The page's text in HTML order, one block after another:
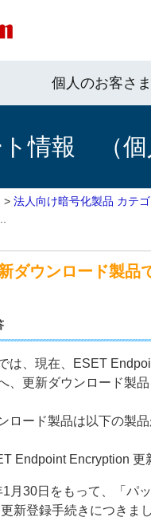
個人のお客さま
情報 （個
> 法人向け暗号化製品 カテ
ダウンロード製品
は、現在、ESET
、更新ダウンロード製
ロード製品は以下の製品
Endpoint Encryption 更
月30日をもって、「パ
新登録手続きにつきま